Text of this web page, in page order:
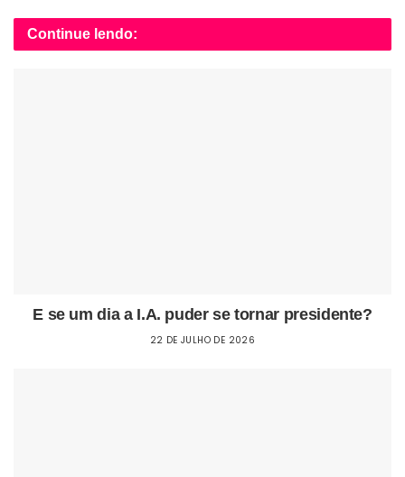
Continue lendo:
E se um dia a I.A. puder se tornar presidente?
22 DE JULHO DE 2026